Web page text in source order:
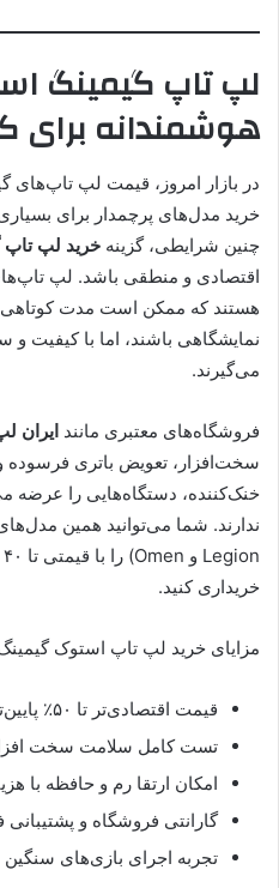
لپ تاپ گیمینگ
هوشمندانه برای
در بازار امروز، قیمت لپ تاپ‌‌های
خرید مدل‌های پرچمدار برای
چنین شرایطی، گزینه خرید لپ تاپ
اقتصادی و منطقی باشد. لپ
هستند که ممکن است مدت کوتاهی
نمایشگاهی باشند، اما با کیفیت
می‌گیرند.
فروشگاه‌های معتبری مانند ایران
سخت‌افزار، تعویض باتری فرسوده
خنک‌کننده، دستگاه‌هایی را عرضه
خریداری کنید.
مزایای خرید لپ تاپ استوک
قیمت اقتصادی‌تر تا ۵۰٪ پایین‌تر نسبت به مدل نو
تست کامل سلامت سخت
امکان ارتقا رم و حافظه با
گارانتی فروشگاه و پشتیبانی
تجربه اجرای بازی‌های